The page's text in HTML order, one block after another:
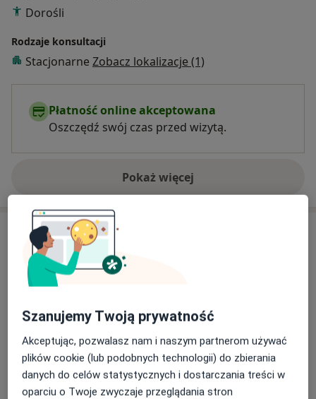
Dorośli
Rodzaje konsultacji
Stacjonarne Zobacz lokalizacje (1)
Płatność online akceptowana
Oszczędź swój czas przed wizytą.
Pokaż więcejo doświadczeniu
Usługi i ceny
Konsultacja diabetologiczna
250 zł Szczegóły
Konsultacja endokrynologiczna
Konsultacja endokrynologiczna + USG tarczycy
350 zł Szczegóły
Szanujemy Twoją prywatność
Akceptując, pozwalasz nam i naszym partnerom używać
plików cookie (lub podobnych technologii) do zbierania
danych do celów statystycznych i dostarczania treści w
oparciu o Twoje zwyczaje przeglądania stron